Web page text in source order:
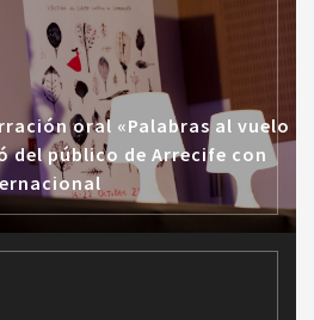
oral «Palabras al vuelo
del público de Arrecife con